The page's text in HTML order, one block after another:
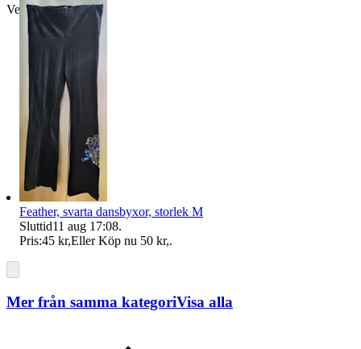
Verifierad
Feather, svarta dansbyxor, storlek M
Sluttid11 aug 17:08.
Pris:45 kr,Eller Köp nu 50 kr,.
Mer från samma kategoriVisa alla